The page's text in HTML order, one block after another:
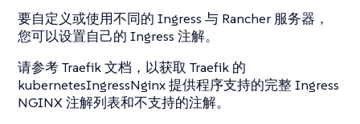
要自定义或使用不同的 Ingress 与 Rancher 服务器，
您可以设置自己的 Ingress 注解。
请参考 Traefik 文档，以获取 Traefik 的
kubernetesIngressNginx 提供程序支持的完整 Ingress
NGINX 注解列表和不支持的注解。